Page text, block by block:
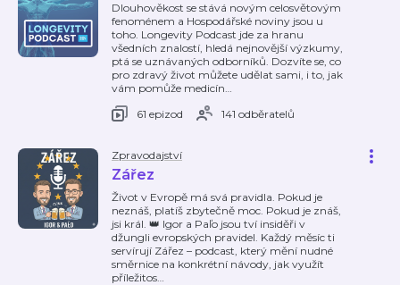
Dlouhověkost se stává novým celosvětovým
fenoménem a Hospodářské noviny jsou u
toho. Longevity Podcast jde za hranu
všedních znalostí, hledá nejnovější výzkumy,
ptá se uznávaných odborníků. Dozvíte se, co
pro zdravý život můžete udělat sami, i to, jak
vám pomůže medicín…
61 epizod
141 odběratelů
Zpravodajství
Zářez
Život v Evropě má svá pravidla. Pokud je
neznáš, platíš zbytečně moc. Pokud je znáš,
jsi král. 👑 Igor a Paľo jsou tví insiděři v
džungli evropských pravidel. Každý měsíc ti
servírují Zářez – podcast, který mění nudné
směrnice na konkrétní návody, jak využít
příležitos…